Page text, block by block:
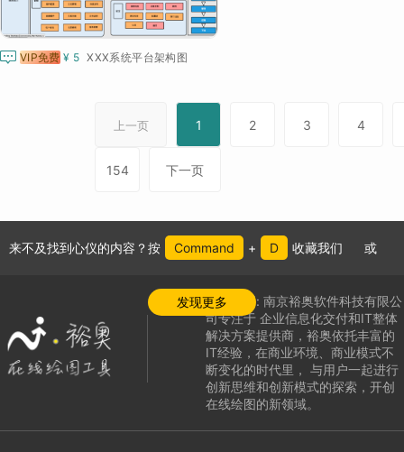
 VIP免费 ¥ 5 XXX系统平台架构图
上一页 1 2 3 4
154 下一页
来不及找到心仪的内容？按 Command + D 收藏我们 或
发现更多公司介绍:南京裕奥软件科技有限公
司专注于 企业信息化交付和IT整体
解决方案提供商，裕奥依托丰富的
IT经验，在商业环境、商业模式不
断变化的时代里，
与用户一起进行
创新思维和创新模式的探索，开创
在线绘图的新领域。